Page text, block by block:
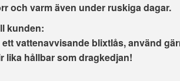
och varm även under ruskiga dagar.
kunden:
vattenavvisande blixtlås, använd
lika hållbar som dragkedjan!